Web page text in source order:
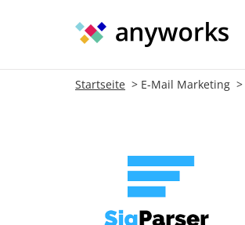
Startseite E-Mail Marketing